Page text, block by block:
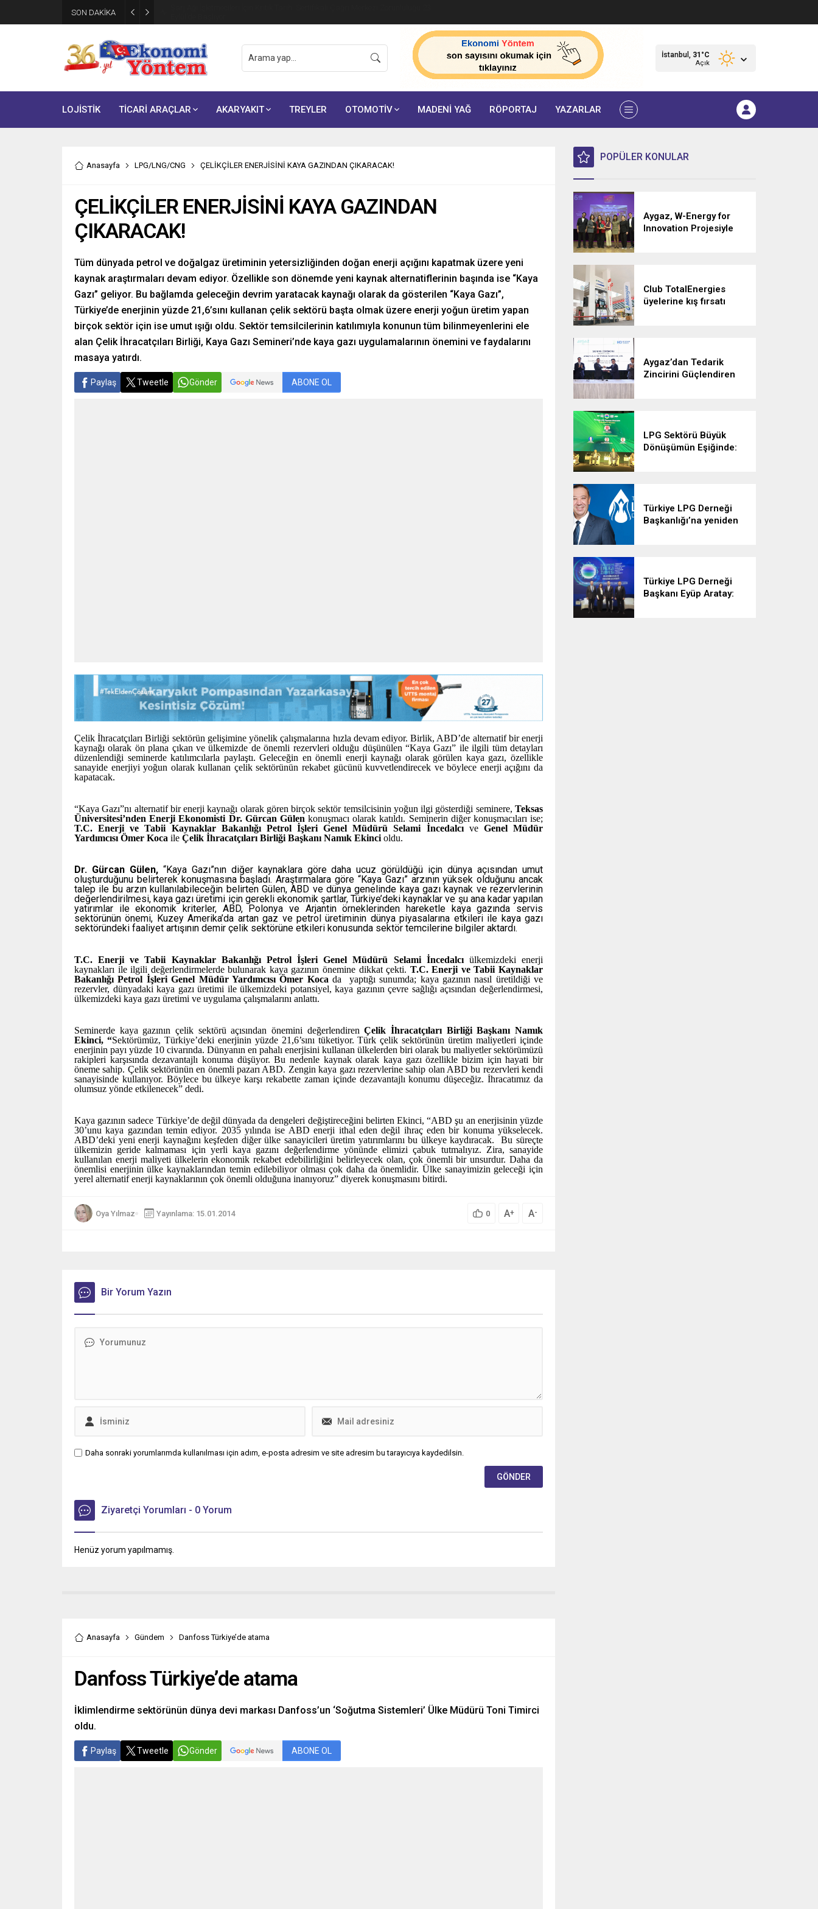
SON DAKİKA
İstanbul, 31 °C
Açık
LOJİSTİK TİCARİ ARAÇLAR AKARYAKIT TREYLER OTOMOTİV MADENİ YAĞ RÖPORTAJ YAZARLAR
Anasayfa LPG/LNG/CNG ÇELİKÇİLER ENERJİSİNİ KAYA GAZINDAN ÇIKARACAK!
ÇELİKÇİLER ENERJİSİNİ KAYA GAZINDAN
ÇIKARACAK!
Tüm dünyada petrol ve doğalgaz üretiminin yetersizliğinden doğan enerji açığını kapatmak üzere yeni
kaynak araştırmaları devam ediyor. Özellikle son dönemde yeni kaynak alternatiflerinin başında ise “Kaya
Gazı” geliyor. Bu bağlamda geleceğin devrim yaratacak kaynağı olarak da gösterilen “Kaya Gazı”,
Türkiye’de enerjinin yüzde 21,6’sını kullanan çelik sektörü başta olmak üzere enerji yoğun üretim yapan
birçok sektör için ise umut ışığı oldu. Sektör temsilcilerinin katılımıyla konunun tüm bilinmeyenlerini ele
alan Çelik İhracatçıları Birliği, Kaya Gazı Semineri’nde kaya gazı uygulamalarının önemini ve faydalarını
masaya yatırdı.
Paylaş Tweetle Gönder ABONE OL
Çelik İhracatçıları Birliği sektörün gelişimine yönelik çalışmalarına hızla devam ediyor. Birlik, ABD’de alternatif bir enerji
kaynağı olarak ön plana çıkan ve ülkemizde de önemli rezervleri olduğu düşünülen “Kaya Gazı” ile ilgili tüm detayları
düzenlendiği seminerde katılımcılarla paylaştı. Geleceğin en önemli enerji kaynağı olarak görülen kaya gazı, özellikle
sanayide enerjiyi yoğun olarak kullanan çelik sektörünün rekabet gücünü kuvvetlendirecek ve böylece enerji açığını da
kapatacak.
“Kaya Gazı”nı alternatif bir enerji kaynağı olarak gören birçok sektör temsilcisinin yoğun ilgi gösterdiği seminere, Teksas
Üniversitesi’nden Enerji Ekonomisti Dr. Gürcan Gülen konuşmacı olarak katıldı. Seminerin diğer konuşmacıları ise;
T.C. Enerji ve Tabii Kaynaklar Bakanlığı Petrol İşleri Genel Müdürü Selami İncedalcı veGenel Müdür
Yardımcısı Ömer Koca ile Çelik İhracatçıları Birliği Başkanı Namık Ekinci oldu.
Dr. Gürcan Gülen,“Kaya Gazı”nın diğer kaynaklara göre daha ucuz görüldüğü için dünya açısından umut
oluşturduğunu belirterek konuşmasına başladı. Araştırmalara göre “Kaya Gazı” arzının yüksek olduğunu ancak
talep ile bu arzın kullanılabileceğin belirten Gülen, ABD ve dünya genelinde kaya gazı kaynak ve rezervlerinin
değerlendirilmesi, kaya gazı üretimi için gerekli ekonomik şartlar, Türkiye’deki kaynaklar ve şu ana kadar yapılan
yatırımlar ile ekonomik kriterler, ABD, Polonya ve Arjantin örneklerinden hareketle kaya gazında servis
sektörünün önemi, Kuzey Amerika’da artan gaz ve petrol üretiminin dünya piyasalarına etkileri ile kaya gazı
sektöründeki faaliyet artışının demir çelik sektörüne etkileri konusunda sektör temcilerine bilgiler aktardı.
T.C. Enerji ve Tabii Kaynaklar Bakanlığı Petrol İşleri Genel Müdürü Selami İncedalcıülkemizdeki enerji
kaynakları ile ilgili değerlendirmelerde bulunarak kaya gazının önemine dikkat çekti. T.C. Enerji ve Tabii Kaynaklar
Bakanlığı Petrol İşleri Genel Müdür Yardımcısı Ömer Koca da yaptığı sunumda; kaya gazının nasıl üretildiği ve
rezervler, dünyadaki kaya gazı üretimi ile ülkemizdeki potansiyel, kaya gazının çevre sağlığı açısından değerlendirmesi,
ülkemizdeki kaya gazı üretimi ve uygulama çalışmalarını anlattı.
Seminerde kaya gazının çelik sektörü açısından önemini değerlendirenÇelik İhracatçıları Birliği Başkanı Namık
Ekinci, “Sektörümüz, Türkiye’deki enerjinin yüzde 21,6’sını tüketiyor. Türk çelik sektörünün üretim maliyetleri içinde
enerjinin payı yüzde 10 civarında. Dünyanın en pahalı enerjisini kullanan ülkelerden biri olarak bu maliyetler sektörümüzü
rakipleri karşısında dezavantajlı konuma düşüyor. Bu nedenle kaynak olarak kaya gazı özellikle bizim için hayati bir
öneme sahip. Çelik sektörünün en önemli pazarı ABD. Zengin kaya gazı rezervlerine sahip olan ABD bu rezervleri kendi
sanayisinde kullanıyor. Böylece bu ülkeye karşı rekabette zaman içinde dezavantajlı konumu düşeceğiz. İhracatımız da
olumsuz yönde etkilenecek” dedi.
Kaya gazının sadece Türkiye’de değil dünyada da dengeleri değiştireceğini belirten Ekinci, “ABD şu an enerjisinin yüzde
30’unu kaya gazından temin ediyor. 2035 yılında ise ABD enerji ithal eden değil ihraç eden bir konuma yükselecek.
ABD’deki yeni enerji kaynağını keşfeden diğer ülke sanayicileri üretim yatırımlarını bu ülkeye kaydıracak. Bu süreçte
ülkemizin geride kalmaması için yerli kaya gazını değerlendirme yönünde elimizi çabuk tutmalıyız. Zira, sanayide
kullanılan enerji maliyeti ülkelerin ekonomik rekabet edebilirliğini belirleyecek olan, çok önemli bir unsurdur. Daha da
önemlisi enerjinin ülke kaynaklarından temin edilebiliyor olması çok daha da önemlidir. Ülke sanayimizin geleceği için
yerel alternatif enerji kaynaklarının çok önemli olduğuna inanıyoruz” diyerek konuşmasını bitirdi.
Oya Yılmaz Yayınlama: 15.01.2014 0 A+ A-
Bir Yorum Yazın
Daha sonraki yorumlarımda kullanılması için adım, e-posta adresim ve site adresim bu tarayıcıya kaydedilsin.
Ziyaretçi Yorumları - 0 Yorum
Henüz yorum yapılmamış.
Anasayfa Gündem Danfoss Türkiye’de atama
Danfoss Türkiye’de atama
İklimlendirme sektörünün dünya devi markası Danfoss’un ‘Soğutma Sistemleri’ Ülke Müdürü Toni Timirci
oldu.
Paylaş Tweetle Gönder ABONE OL
POPÜLER KONULAR
Aygaz, W-Energy for
Innovation Projesiyle
Club TotalEnergies
üyelerine kış fırsatı
Aygaz’dan Tedarik
Zincirini Güçlendiren
LPG Sektörü Büyük
Dönüşümün Eşiğinde:
Türkiye LPG Derneği
Başkanlığı’na yeniden
Türkiye LPG Derneği
Başkanı Eyüp Aratay: